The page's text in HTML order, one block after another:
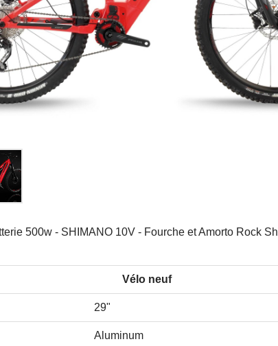
500w - SHIMANO 10V - Fourche et Amorto Rock
Vélo neuf
29"
Aluminum